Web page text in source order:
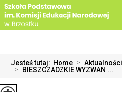
Jesteś tutaj: Home > Aktualności
> BIESZCZADZKIE WYZWAN ...